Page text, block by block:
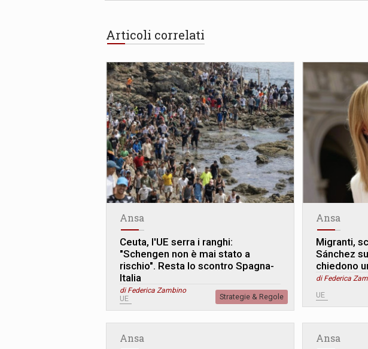
Articoli correlati
Ansa
Ceuta, l'UE serra i ranghi:
"Schengen non è mai stato a
rischio". Resta lo scontro Spagna-
Italia
di Federica Zambino
UE Strategie & Regole
Ansa
Migranti,
Sánchez
chiedono
di Federica
UE
Ansa Ansa